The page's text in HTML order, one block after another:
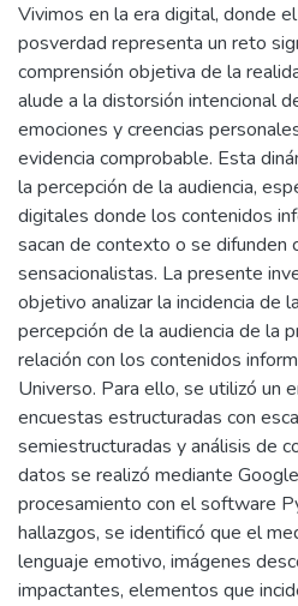
Vivimos en la era digital, donde
posverdad representa un reto
comprensión objetiva de la
alude a la distorsión intencional
emociones y creencias
evidencia comprobable. Esta
la percepción de la audiencia,
digitales donde los contenidos
sacan de contexto o se difunden
sensacionalistas. La presente
objetivo analizar la incidencia de
percepción de la audiencia de la
relación con los contenidos
Universo. Para ello, se utilizó un
encuestas estructuradas con
semiestructuradas y análisis de
datos se realizó mediante
procesamiento con el software
hallazgos, se identificó que el
lenguaje emotivo, imágenes
impactantes, elementos que